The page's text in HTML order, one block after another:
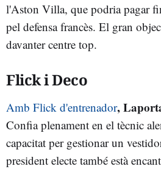
l'Aston Villa, que podria pagar
pel defensa francès. El gran
davanter centre top.
Flick i Deco
Amb Flick d'entrenador,
Confia plenament en el tècnic
capacitat per gestionar un
president electe també està